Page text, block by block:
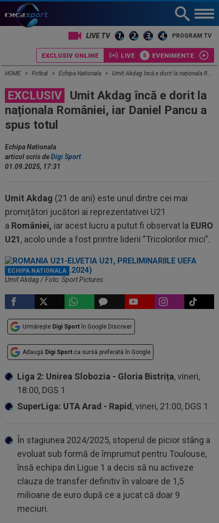
LIVE TV PROGRAM TV
EXCLUSIV ONLINE LIVE EVENIMENTE
HOME Fotbal Echipa Nationala Umit Akdag încă e dorit la naționala României, iar Daniel Pancu a spus totul
EXCLUSIV
Umit Akdag încă e dorit la
naționala României, iar Daniel Pancu a
spus totul
Echipa Nationala
articol scris deDigi Sport
01.09.2025, 17:31
Umit Akdag (21 de ani) este unul dintre cei mai
promițători jucători ai reprezentativei U21
a României, iar acest lucru a putut fi observat la EURO
U21, acolo unde a fost printre liderii ”Tricolorilor mici”.
ECHIPA NATIONALA
Umit Akdag / Foto: Sport Pictures
Urmărește Digi Sport în Google Discover
Adaugă Digi Sport ca sursă preferată în Google
Liga 2: Unirea Slobozia - Gloria Bistrița, vineri,
18:00, DGS 1
SuperLiga: UTA Arad - Rapid , vineri, 21:00, DGS 1
În stagiunea 2024/2025, stoperul de picior stâng a
evoluat sub formă de împrumut pentru Toulouse,
însă echipa din Ligue 1 a decis să nu activeze
clauza de transfer definitiv în valoare de 1,5
milioane de euro după ce a jucat că doar 9
meciuri.